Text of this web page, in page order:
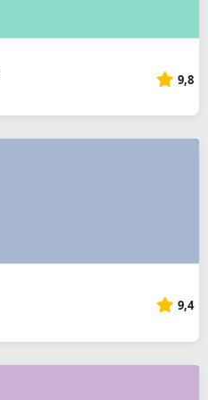
9,8
9,4